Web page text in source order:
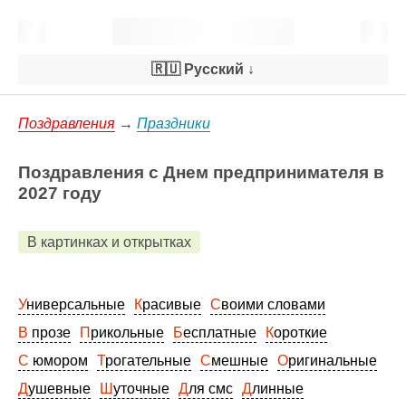
🇷🇺 Русский ↓
Поздравления → Праздники
Поздравления с Днем предпринимателя в
2027 году
В картинках и открытках
Универсальные Красивые
Своими словами
В прозе
Прикольные Бесплатные
Короткие
С юмором
Трогательные Смешные
Оригинальные
Душевные
Шуточные Для смс
Длинные